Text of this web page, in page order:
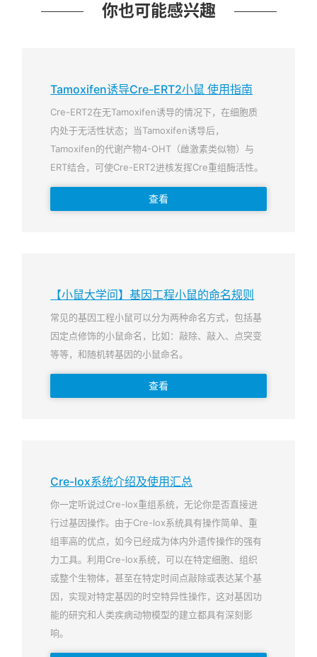
你也可能感兴趣
Tamoxifen诱导Cre-ERT2小鼠 使用指南
Cre-ERT2在无Tamoxifen诱导的情况下，在细胞质
内处于无活性状态；当Tamoxifen诱导后，
Tamoxifen的代谢产物4-OHT（雌激素类似物）与
ERT结合，可使Cre-ERT2进核发挥Cre重组酶活性。
查看
【小鼠大学问】基因工程小鼠的命名规则
常见的基因工程小鼠可以分为两种命名方式，包括基
因定点修饰的小鼠命名，比如：敲除、敲入、点突变
等等，和随机转基因的小鼠命名。
查看
Cre-lox系统介绍及使用汇总
你一定听说过Cre-lox重组系统，无论你是否直接进
行过基因操作。由于Cre-lox系统具有操作简单、重
组率高的优点，如今已经成为体内外遗传操作的强有
力工具。利用Cre-lox系统，可以在特定细胞、组织
或整个生物体，甚至在特定时间点敲除或表达某个基
因，实现对特定基因的时空特异性操作，这对基因功
能的研究和人类疾病动物模型的建立都具有深刻影
响。